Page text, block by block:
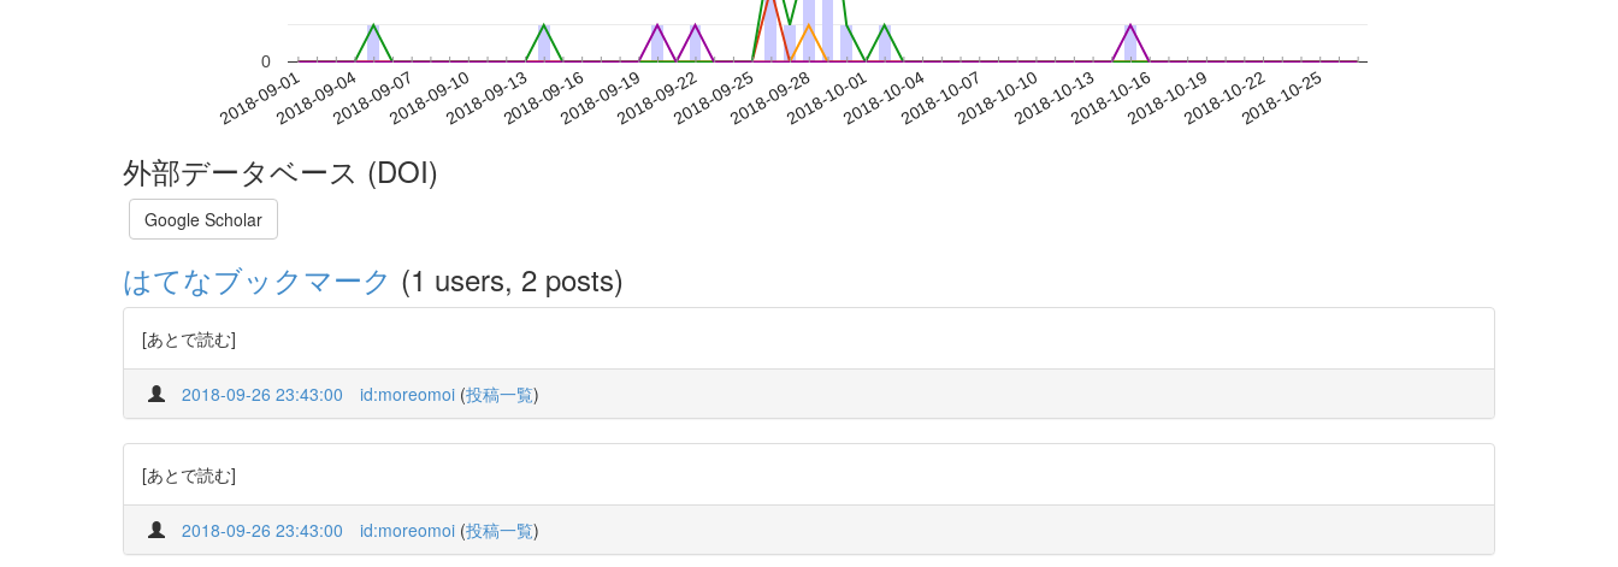
2018-09-012018-09-042018-09-072018-09-102018-09-132018-09-162018-09-192018-09-222018-09-252018-09-282018-10-012018-10-042018-10-072018-10-102018-10-132018-10-162018-10-192018-10-222018-10-25
0
外部データベース (DOI)
Google Scholar
はてなブックマーク (1 users, 2 posts)
[あとで読む]
2018-09-26 23:43:00 id:moreomoi (投稿一覧)
[あとで読む]
2018-09-26 23:43:00 id:moreomoi (投稿一覧)